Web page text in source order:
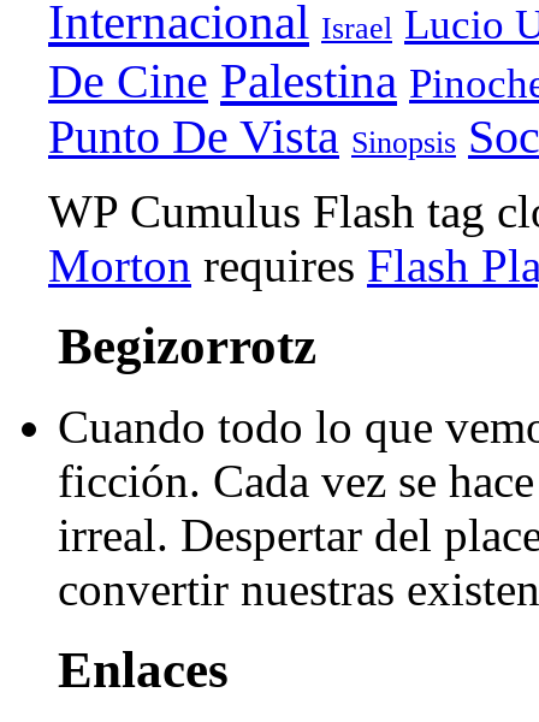
Internacional Israel Lucio
De Cine Palestina
Punto De Vista Sinopsis
WP Cumulus Flash tag
Morton requires Flash
Begizorrotz
Cuando todo lo que
ficción. Cada vez se
irreal. Despertar del
convertir nuestras
Enlaces